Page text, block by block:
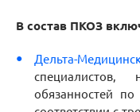
В состав ПКОЗ
Дельта-
специалистов,
обязанностей